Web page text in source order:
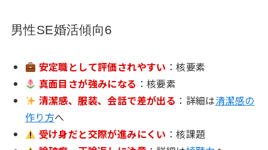
男性SE婚活傾向6
安定職として評価されやすい ：核要素
真面目さが強みになる ：核要素
清潔感、服装、会話で差が出る ：詳細は清潔感の
作り方へ
受け身だと交際が進みにくい ：核課題